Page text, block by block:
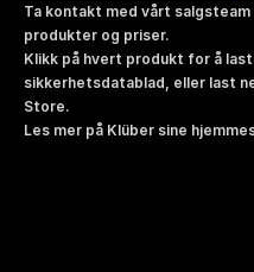
Ta kontakt med vårt salgsteam
produkter og priser.
Klikk på hvert produkt for å
sikkerhetsdatablad, eller last
Store.
Les mer på Klüber sine